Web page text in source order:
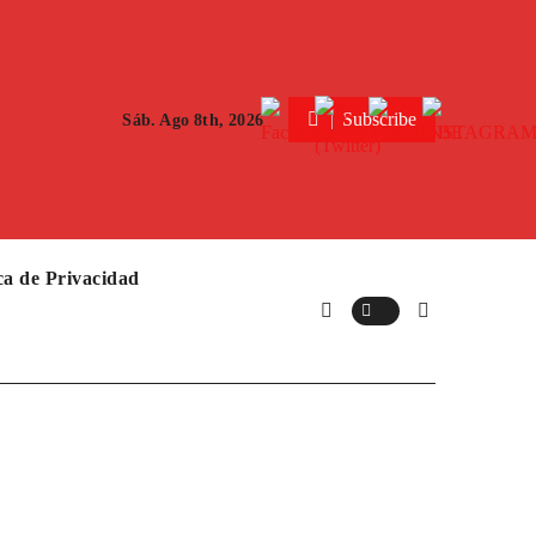
Sáb. Ago 8th, 2026 Subscribe
de Privacidad